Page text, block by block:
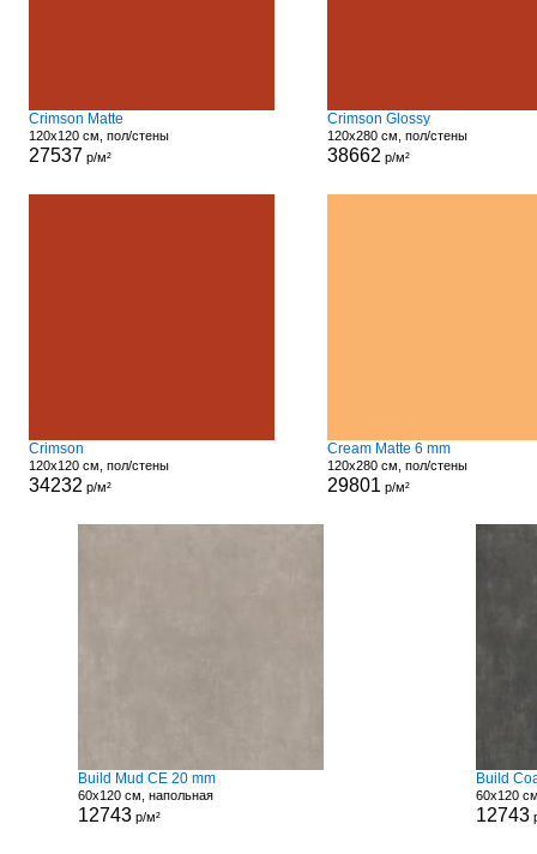
Crimson Matte
120x120 см, пол/стены
27537 р/м²
Crimson Glossy
120x280 см, пол/стены
38662 р/м²
Crimson
120x120 см, пол/стены
34232 р/м²
Cream Matte 6 mm
120x280 см, пол/стены
29801 р/м²
Build Mud CE 20 mm
60x120 см, напольная
12743 р/м²
Build
60x120
12743